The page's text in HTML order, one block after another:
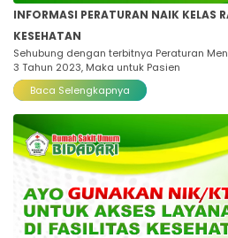
INFORMASI PERATURAN NAIK KELAS
KESEHATAN
Sehubung dengan terbitnya Peraturan
3 Tahun 2023, Maka untuk Pasien
Baca Selengkapnya